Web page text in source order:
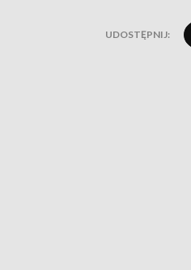
UDOSTĘPNIJ: